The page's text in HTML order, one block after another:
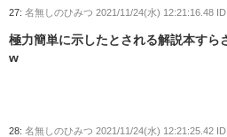
27: 名無しのひみつ 2021/11/24(水) 12:21:16.48
極力簡単に示したとされる解説本すら
w
28: 名無しのひみつ 2021/11/24(水) 12:21:25.42